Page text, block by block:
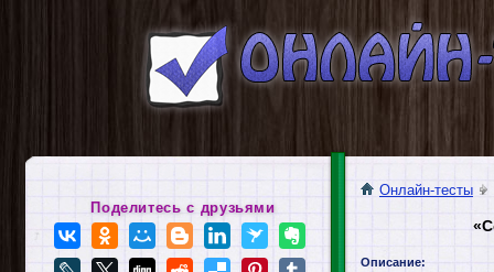
Онлайн-тесты
Описание:
Поделитесь с друзьями